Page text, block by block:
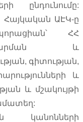
ընդունումը:
Հայկական ԱԷԿ-ը
ՀՀ
և
գիտության,
և
և մշակույթի
կանոնների